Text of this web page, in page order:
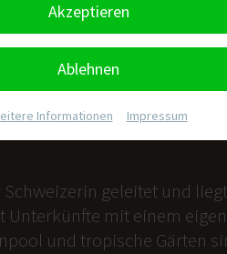
geleitet und
Unterkünfte mit einem
und tropische Gärten
Akzeptieren
Ablehnen
Informationen Impressum